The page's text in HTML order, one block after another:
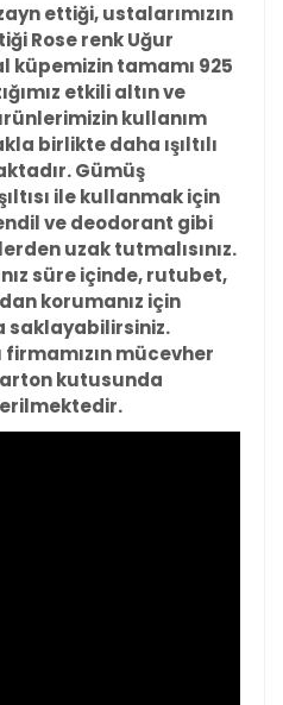
ettiği, ustalarımızın
Rose renk Uğur
tamamı 925
etkili altın ve
kullanım
birlikte daha ışıltılı
Gümüş
ile kullanmak için
ve deodorant gibi
uzak tutmalısınız.
süre içinde, rutubet,
korumanız için
saklayabilirsiniz.
mücevher
kutusunda